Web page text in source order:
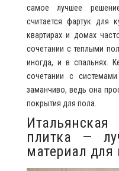
самое лучшее
считается фартук для
квартирах и домах
сочетании с теплыми
иногда, и в спальнях.
сочетании с
заманчиво, ведь она
покрытия для пола.
плитка —
материал для